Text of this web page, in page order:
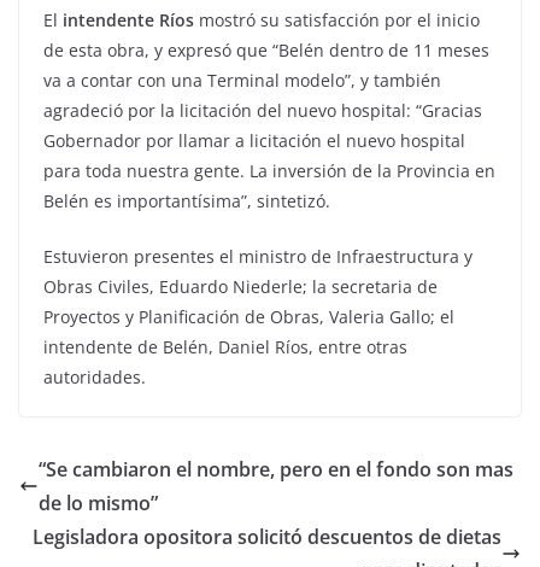
El intendente Ríos mostró su satisfacción por el inicio
de esta obra, y expresó que “Belén dentro de 11 meses
va a contar con una Terminal modelo”, y también
agradeció por la licitación del nuevo hospital: “Gracias
Gobernador por llamar a licitación el nuevo hospital
para toda nuestra gente. La inversión de la Provincia en
Belén es importantísima”, sintetizó.
Estuvieron presentes el ministro de Infraestructura y
Obras Civiles, Eduardo Niederle; la secretaria de
Proyectos y Planificación de Obras, Valeria Gallo; el
intendente de Belén, Daniel Ríos, entre otras
autoridades.
“Se cambiaron el nombre, pero en el fondo son mas
de lo mismo”
Legisladora opositora solicitó descuentos de dietas